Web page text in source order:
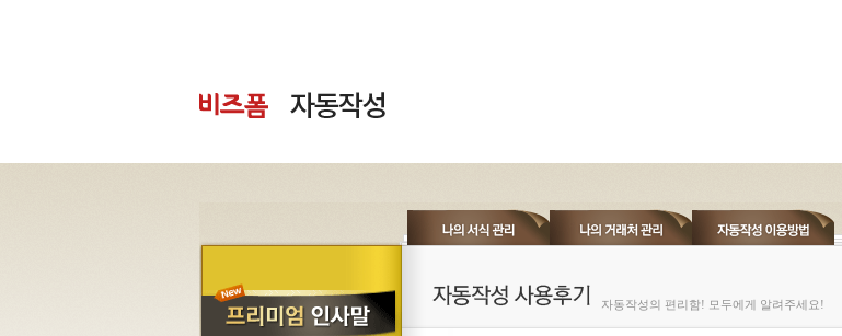
자동작성의 편리함! 모두에게 알려주세요!